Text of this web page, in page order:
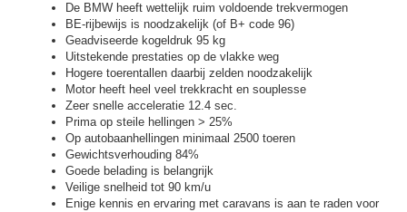
De BMW heeft wettelijk ruim voldoende trekvermogen
BE-rijbewijs is noodzakelijk (of B+ code 96)
Geadviseerde kogeldruk 95 kg
Uitstekende prestaties op de vlakke weg
Hogere toerentallen daarbij zelden noodzakelijk
Motor heeft heel veel trekkracht en souplesse
Zeer snelle acceleratie 12.4 sec.
Prima op steile hellingen > 25%
Op autobaanhellingen minimaal 2500 toeren
Gewichtsverhouding 84%
Goede belading is belangrijk
Veilige snelheid tot 90 km/u
Enige kennis en ervaring met caravans is aan te raden voor